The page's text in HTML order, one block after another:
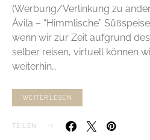
(Werbung/Verlinkung zu
Ávila – “Himmlische”
wenn wir zur Zeit aufgrund
selber reisen, virtuell können
weiterhin…
WEITERLESEN
TEILEN